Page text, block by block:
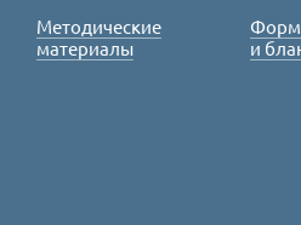
Методические
материалы
и